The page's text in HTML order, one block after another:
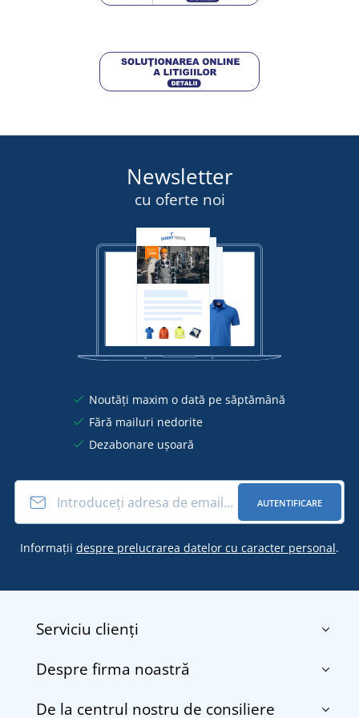
Newsletter
cu oferte noi
Noutăți maxim o dată pe săptămână
Fără mailuri nedorite
Dezabonare ușoară
AUTENTIFICARE
Informații despre prelucrarea datelor cu caracter personal.
Serviciu clienți
Contact
Despre firma noastră
Despre noi
De la centrul nostru de consiliere